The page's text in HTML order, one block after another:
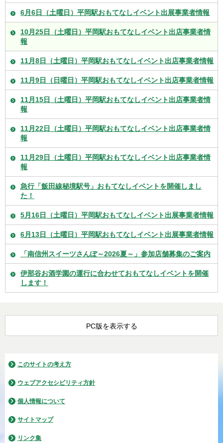
6月6日（土曜日）平岡駅おもてなしイベント出展事業者情報
10月25日（土曜日）平岡駅おもてなしイベント出店事業者情
報
11月8日（土曜日）平岡駅おもてなしイベント出店事業者情報
11月9日（日曜日）平岡駅おもてなしイベント出店事業者情報
11月15日（土曜日）平岡駅おもてなしイベント出店事業者情
報
11月22日（土曜日）平岡駅おもてなしイベント出店事業者情
報
11月29日（土曜日）平岡駅おもてなしイベント出店事業者情
報
急行「飯田線秘境駅号」おもてなしイベントを開催しまし
た！
5月16日（土曜日）平岡駅おもてなしイベント出展事業者情報
6月13日（土曜日）平岡駅おもてなしイベント出展事業者情報
「南信州スイーツさんぽ～2026夏～」参加店舗募集のご案内
伊那谷お酒学園の運行に合わせておもてなしイベントを開催
します！
PC版を表示する
このサイトの考え方
ウェブアクセシビリティ方針
個人情報について
サイトマップ
リンク集